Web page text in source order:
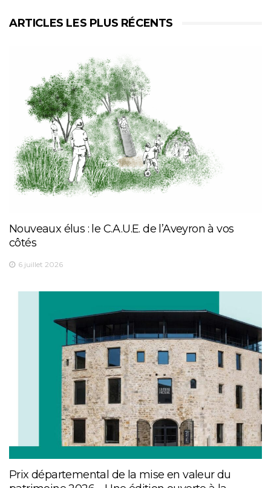
ARTICLES LES PLUS RÉCENTS
Nouveaux élus : le C.A.U.E. de l’Aveyron à vos
côtés
6 juillet 2026
Prix départemental de la mise en valeur du